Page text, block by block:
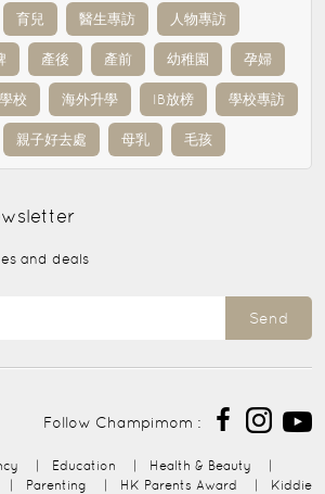
育兒 醫生專訪 人物專訪
產後 產前 幼稚園 孕婦
校 海外升學 IB放榜 學校專訪
親子好去處 母乳 毛孩
and deals
Send
Follow Champimom :
| Education | Health & Beauty
|
| Parenting | HK Parents Award | Kiddie